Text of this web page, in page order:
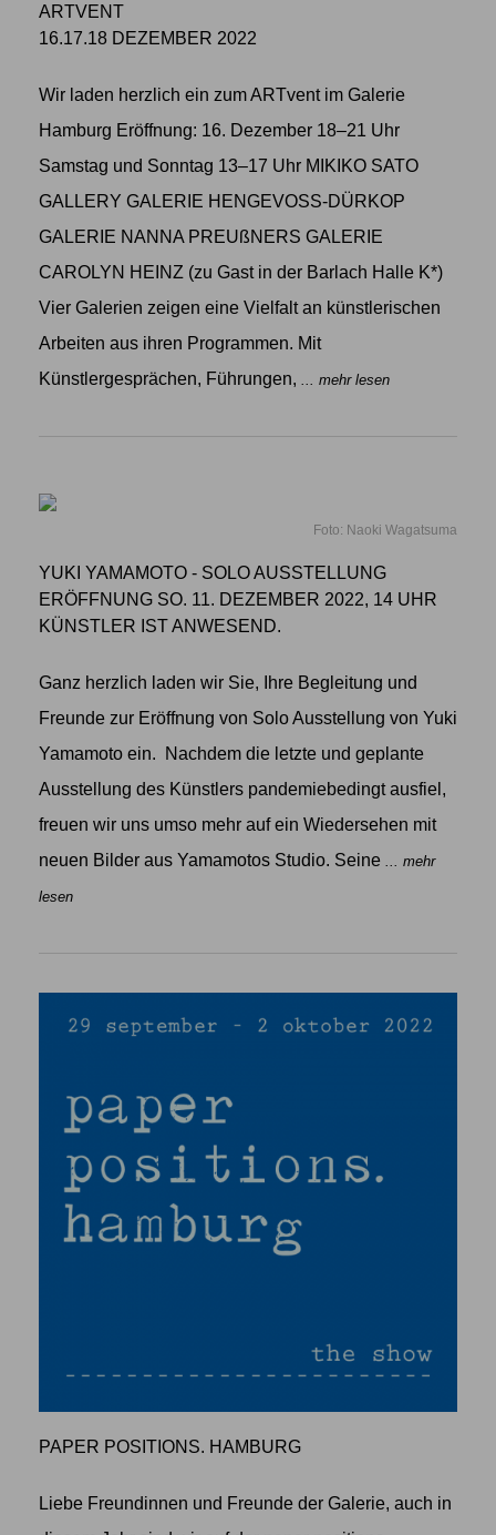
ARTVENT
16.17.18 DEZEMBER 2022
Wir laden herzlich ein zum ARTvent im Galerie
Hamburg Eröffnung: 16. Dezember 18–21 Uhr
Samstag und Sonntag 13–17 Uhr MIKIKO SATO
GALLERY GALERIE HENGEVOSS-DÜRKOP
GALERIE NANNA PREUßNERS GALERIE
CAROLYN HEINZ (zu Gast in der Barlach Halle K*)
Vier Galerien zeigen eine Vielfalt an künstlerischen
Arbeiten aus ihren Programmen. Mit
Künstlergesprächen, Führungen,
... mehr lesen
Foto: Naoki Wagatsuma
YUKI YAMAMOTO - SOLO AUSSTELLUNG
ERÖFFNUNG SO. 11. DEZEMBER 2022, 14 UHR
KÜNSTLER IST ANWESEND.
Ganz herzlich laden wir Sie, Ihre Begleitung und
Freunde zur Eröffnung von Solo Ausstellung von Yuki
Yamamoto ein. Nachdem die letzte und geplante
Ausstellung des Künstlers pandemiebedingt ausfiel,
freuen wir uns umso mehr auf ein Wiedersehen mit
neuen Bilder aus Yamamotos Studio. Seine
... mehr
lesen
PAPER POSITIONS. HAMBURG
Liebe Freundinnen und Freunde der Galerie, auch in